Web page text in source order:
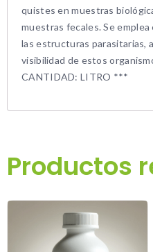
quistes en muestras
muestras fecales. Se
las estructuras parasitarias,
visibilidad de estos
CANTIDAD: LITRO ***
Productos